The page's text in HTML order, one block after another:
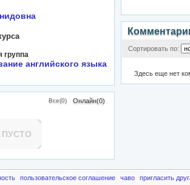
группа
английского языка
Все(0) Онлайн(0)
ПУСТО
Сортировать по:
Здесь еще нет
пользовательское соглашение чаво пригласить